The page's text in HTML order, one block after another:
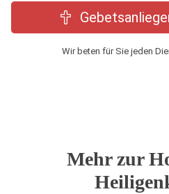
Wir beten für Sie jeden
Mehr zur